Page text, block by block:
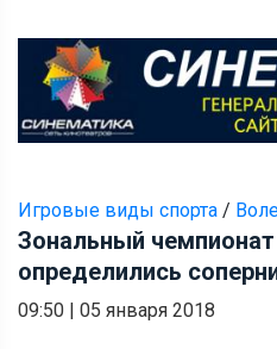
Игровые виды спорта /
Зональный
определились
09:50 | 05 января 2018